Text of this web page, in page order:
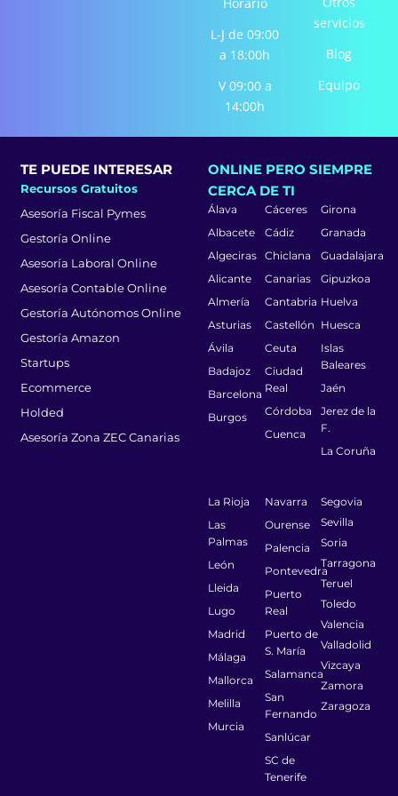
L-J de 09:00
a 18:00h
V 09:00 a
14:00h
servicios
Blog
Equipo
TE PUEDE INTERESAR
Recursos Gratuitos
Asesoría Fiscal Pymes
Gestoría Online
Asesoría Laboral Online
Asesoría Contable Online
Gestoría Autónomos Online
Gestoría Amazon
Startups
Ecommerce
Holded
Asesoría Zona ZEC Canarias
ONLINE PERO SIEMPRE
CERCA DE TI
Álava
Albacete
Algeciras
Alicante
Almería
Asturias
Ávila
Badajoz
Barcelona
Burgos
Cáceres
Cádiz
Chiclana
Canarias
Cantabria
Castellón
Ceuta
Ciudad
Real
Córdoba
Cuenca
Girona
Granada
Guadalajara
Gipuzkoa
Huelva
Huesca
Islas
Baleares
Jaén
Jerez de la
F.
La Coruña
La Rioja
Las
Palmas
León
Lleida
Lugo
Madrid
Málaga
Mallorca
Melilla
Murcia
Navarra
Ourense
Palencia
Pontevedra
Puerto
Real
Puerto de
S. María
Salamanca
San
Fernando
Sanlúcar
SC de
Tenerife
Segovia
Sevilla
Soria
Tarragona
Teruel
Toledo
Valencia
Valladolid
Vizcaya
Zamora
Zaragoza